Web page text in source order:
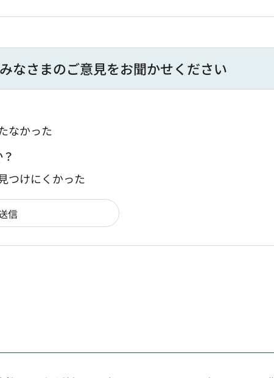
なさまのご意見をお聞かせください
なかった
つけにくかった